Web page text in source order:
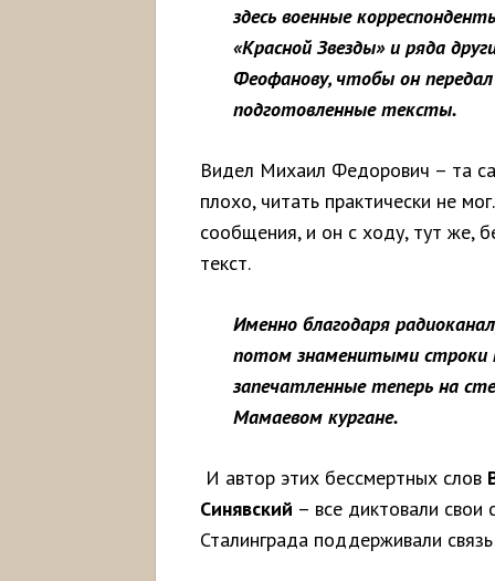
здесь военные
«Красной Звезды» и ряда
Феофанову, чтобы он
подготовленные тексты.
Видел Михаил Федорович – та
плохо, читать практически не
сообщения, и он с ходу, тут же,
текст.
Именно благодаря
потом знаменитыми строки
запечатленные теперь на
Мамаевом кургане.
И автор этих бессмертных слов
Синявский – все диктовали
Сталинграда поддерживали